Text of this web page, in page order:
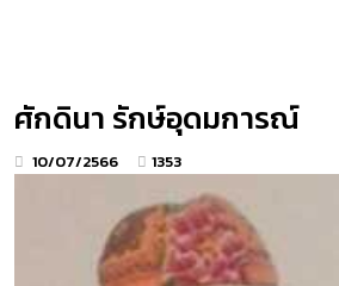
ศักดินา รักษ์อุดมการณ์
10/07/2566 1353